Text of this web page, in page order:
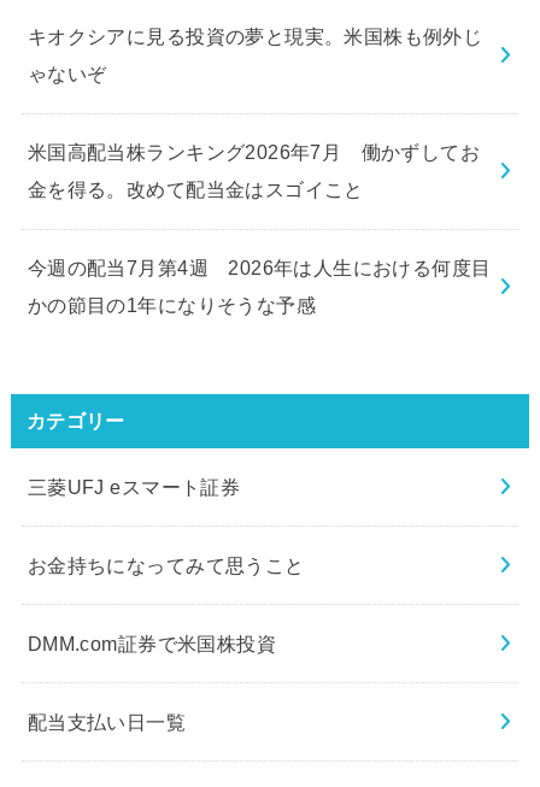
キオクシアに見る投資の夢と現実。米国株も例外じ
ゃないぞ
米国高配当株ランキング2026年7月 働かずしてお
金を得る。改めて配当金はスゴイこと
今週の配当7月第4週 2026年は人生における何度目
かの節目の1年になりそうな予感
カテゴリー
三菱UFJ eスマート証券
お金持ちになってみて思うこと
DMM.com証券で米国株投資
配当支払い日一覧